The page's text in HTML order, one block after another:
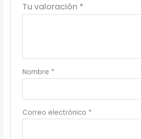
Tu valoración *
Nombre *
Correo electrónico *